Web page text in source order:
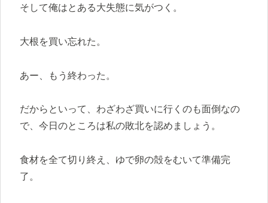
そして俺はとある大失態に気がつく。
大根を買い忘れた。
あー、もう終わった。
だからといって、わざわざ買いに行くのも面倒なの
で、今日のところは私の敗北を認めましょう。
食材を全て切り終え、ゆで卵の殻をむいて準備完
了。